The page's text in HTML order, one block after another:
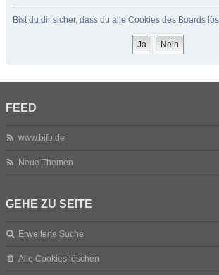
Bist du dir sicher, dass du alle Cookies des Boards
FEED
www.bifo.de
Neue Themen
GEHE ZU SEITE
Erweiterte Suche
Alle Cookies löschen